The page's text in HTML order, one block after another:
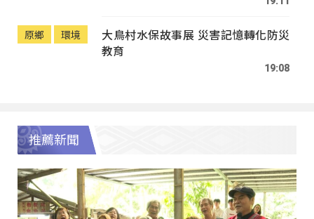
原鄉 環境
大鳥村水保故事展 災害記憶轉化防災
教育
19:08
推薦新聞